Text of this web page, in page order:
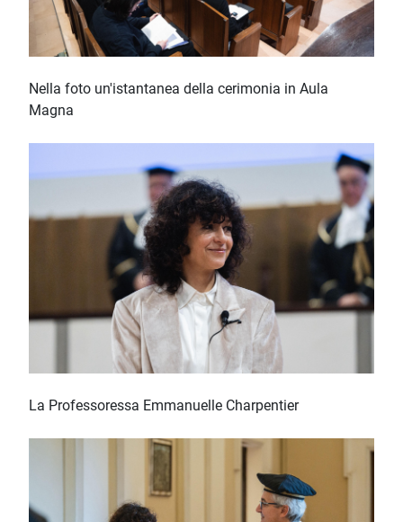
Nella foto un'istantanea della cerimonia in Aula
Magna
La Professoressa Emmanuelle Charpentier